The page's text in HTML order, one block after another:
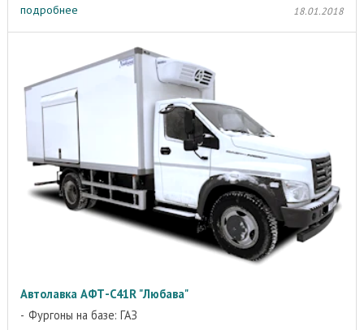
подробнее
18.01.2018
Автолавка АФТ-С41R "Любава"
Фургоны на базе: ГАЗ